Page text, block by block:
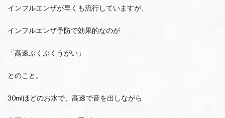
インフルエンザが早くも流行していますが、
インフルエンザ予防で効果的なのが
「高速ぶくぶくうがい」
とのこと。
30mlほどのお水で、高速で音を出しながら